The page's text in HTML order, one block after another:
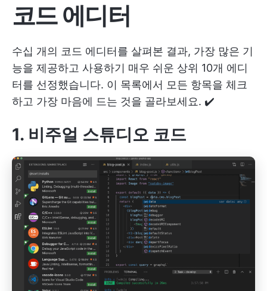
코드 에디터
수십 개의 코드 에디터를 살펴본 결과, 가장 많은 기
능을 제공하고 사용하기 매우 쉬운 상위 10개 에디
터를 선정했습니다. 이 목록에서 모든 항목을 체크
하고 가장 마음에 드는 것을 골라보세요. ✔️
1. 비주얼 스튜디오 코드